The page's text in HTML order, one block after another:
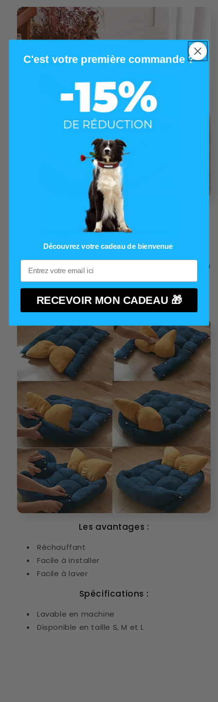
Produit joignant l'utile à l'agréable !
multifonction
est facile à déployer. On peut à la
fois l'utiliser comme lit, tapis ou coussin. Si vous
n'avez pas assez de place chez vous, cet article
vous est fortement recommandé.
Les avantages :
Réchauffant
Facile à installer
Facile à laver
Spécifications :
Lavable en machine
Disponible en taille S, M et L
C'est votre première commande ?
Découvrez votre cadeau de bienvenue
RECEVOIR MON CADEAU 🎁